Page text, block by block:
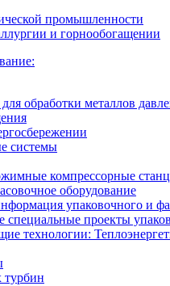
промышленности
и горнообогащении
обработки металлов
системы
компрессорные
оборудование
упаковочного и
специальные проекты
технологии:
турбин